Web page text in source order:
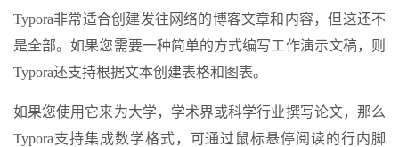
Typora非常适合创建发往网络的博客文章和内容，但这还不
是全部。如果您需要一种简单的方式编写工作演示文稿，则
Typora还支持根据文本创建表格和图表。
如果您使用它来为大学，学术界或科学行业撰写论文，那么
Typora支持集成数学格式，可通过鼠标悬停阅读的行内脚